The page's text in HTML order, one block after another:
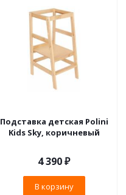
Подставка детская Polini
Kids Sky, коричневый
4 390₽
В корзину